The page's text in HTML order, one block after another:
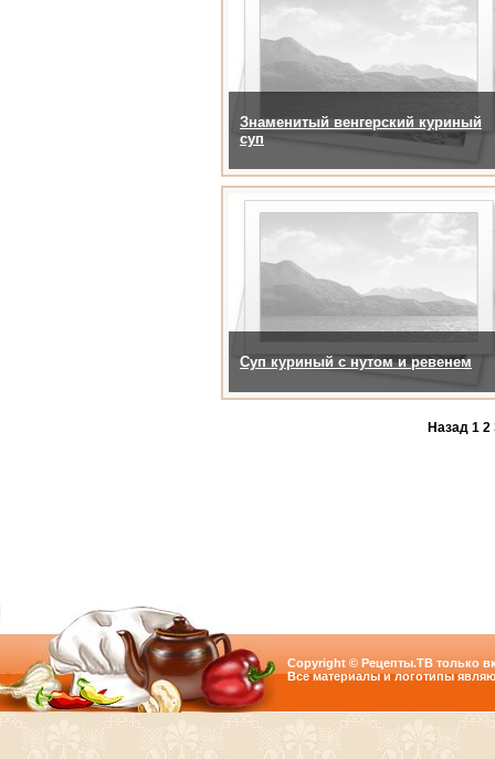
Знаменитый венгерский куриный
суп
Суп куриный с нутом и ревенем
Назад 1 2
Copyright © Рецепты.ТВ только
Все материалы и логотипы